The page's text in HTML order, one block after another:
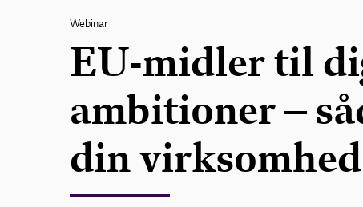
Webinar
EU-midler til
ambitioner –
din